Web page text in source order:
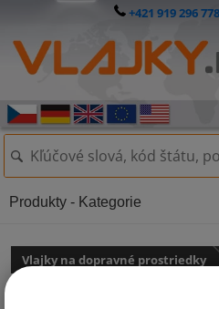
+421 919 296 778
Vlajky na dopravné prostriedky
Produkty - Kategorie